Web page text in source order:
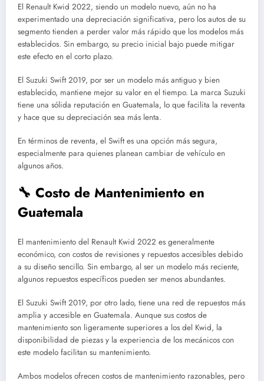
El Renault Kwid 2022, siendo un modelo nuevo, aún no ha
experimentado una depreciación significativa, pero los autos de su
segmento tienden a perder valor más rápido que los modelos más
establecidos. Sin embargo, su precio inicial bajo puede mitigar
este efecto en el corto plazo.
El Suzuki Swift 2019, por ser un modelo más antiguo y bien
establecido, mantiene mejor su valor en el tiempo. La marca Suzuki
tiene una sólida reputación en Guatemala, lo que facilita la reventa
y hace que su depreciación sea más lenta.
En términos de reventa, el Swift es una opción más segura,
especialmente para quienes planean cambiar de vehículo en
algunos años.
🔧 Costo de Mantenimiento en
Guatemala
El mantenimiento del Renault Kwid 2022 es generalmente
económico, con costos de revisiones y repuestos accesibles debido
a su diseño sencillo. Sin embargo, al ser un modelo más reciente,
algunos repuestos específicos pueden ser menos abundantes.
El Suzuki Swift 2019, por otro lado, tiene una red de repuestos más
amplia y accesible en Guatemala. Aunque sus costos de
mantenimiento son ligeramente superiores a los del Kwid, la
disponibilidad de piezas y la experiencia de los mecánicos con
este modelo facilitan su mantenimiento.
Ambos modelos ofrecen costos de mantenimiento razonables, pero